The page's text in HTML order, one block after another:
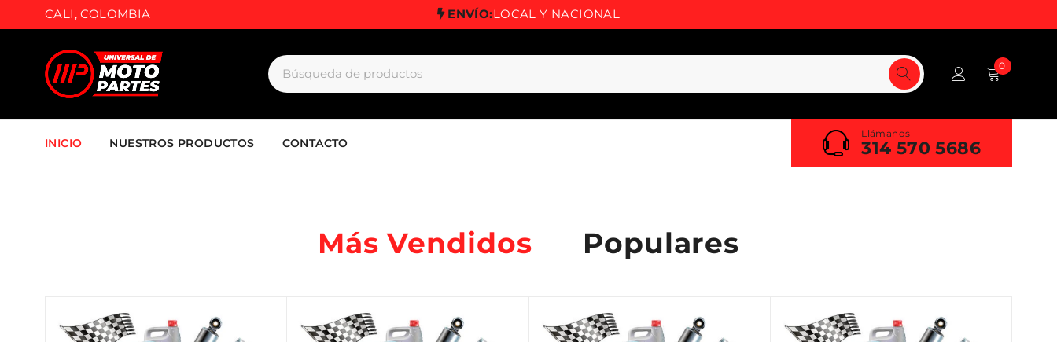
CALI, COLOMBIA ENVÍO:LOCAL Y NACIONAL
0
INICIO NUESTROS PRODUCTOS CONTACTO
Llámanos
314 570 5686
Más Vendidos Populares